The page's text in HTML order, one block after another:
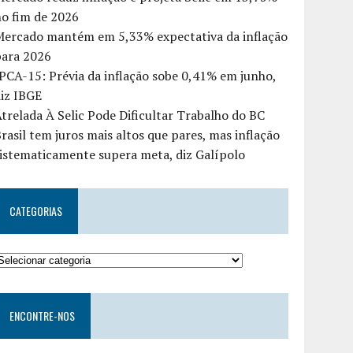
fim de 2026
mantém em 5,33% expectativa da inflação
2026
15: Prévia da inflação sobe 0,41% em junho,
IBGE
À Selic Pode Dificultar Trabalho do BC
tem juros mais altos que pares, mas inflação
supera meta, diz Galípolo
CATEGORIAS
ENCONTRE-NOS